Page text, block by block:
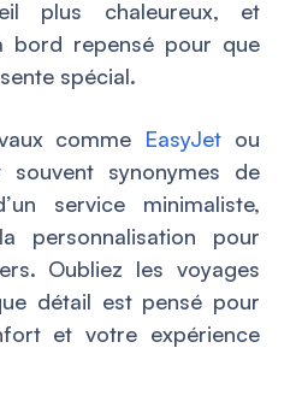
plus chaleureux, et
bord repensé pour que
spécial.
comme EasyJet ou
souvent synonymes de
service minimaliste,
personnalisation pour
Oubliez les voyages
détail est pensé pour
et votre expérience